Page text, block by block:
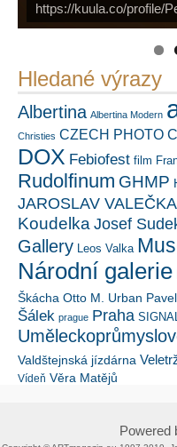
https://kuula.co/profile/
Náš mediální partner
PetrSalek.com
Hledané výrazy
Albertina Albertina Modern
Christies CZECH PHOTO
DOX Febiofest film
Rudolfinum GHMP
JAROSLAV VALEČKA
Koudelka Josef
Gallery Leos Valka
Národní galerie
Škácha Otto M. Urban
Šálek prague Praha
Valdštejnská jízdárna
Vídeň Věra Matějů
Powered